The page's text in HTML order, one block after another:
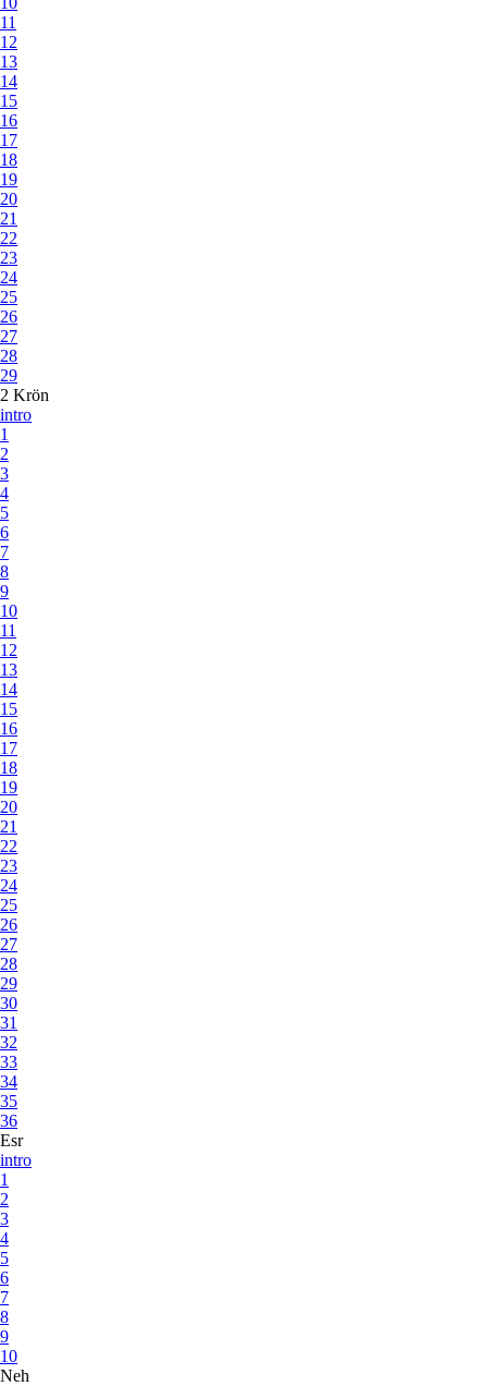
11
12
13
14
15
16
17
18
19
20
21
22
23
24
25
26
27
28
29
2 Krön
intro
1
2
3
4
5
6
7
8
9
10
11
12
13
14
15
16
17
18
19
20
21
22
23
24
25
26
27
28
29
30
31
32
33
34
35
36
Esr
intro
1
2
3
4
5
6
7
8
9
10
Neh